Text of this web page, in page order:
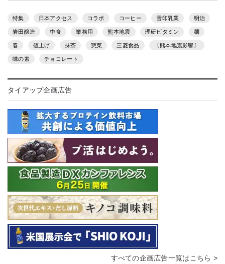
特集 日本アクセス コラボ コーヒー 雪印乳業 明治
岩田醸造 中食 業務用 熊本地震 理研ビタミン 麺
春 値上げ 抹茶 惣菜 三菱食品 〔熊本地震影響〕
味の素 チョコレート
タイアップ企画広告
すべての企画広告一覧はこちら >